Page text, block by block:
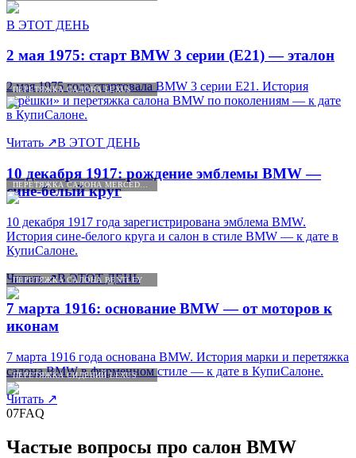
ПЕРЕТЯЖКА САЛОНА LEXUS
ПЕРЕТЯЖКА САЛОНА BENTLEY
ПЕРЕТЯЖКА СИДЕНИЙ LEXUS
В ЭТОТ ДЕНЬ
2 мая 1975: старт BMW 3 серии (E21) — эталон
2 мая 1975 года стартовала BMW 3 серии E21. История
«трёшки» и перетяжка салона BMW по поколениям — к дате
в КупиСалоне.
Читать ↗В ЭТОТ ДЕНЬ
10 декабря 1917: рождение эмблемы BMW —
сине-белый круг
10 декабря 1917 года зарегистрирована эмблема BMW.
История сине-белого круга и салон в стиле BMW — к дате в
КупиСалоне.
Читать↗В ЭТОТ ДЕНЬ
7 марта 1916: основание BMW — от моторов к
иконам
7 марта 1916 года основана BMW. История марки и перетяжка
салона BMW в фирменном стиле — к дате в КупиСалоне.
Читать ↗
07FAQ
Частые вопросы про салон BMW